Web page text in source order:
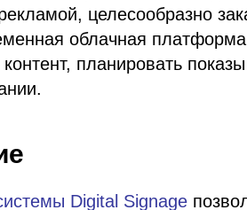
целесообразно
облачная
планировать
Digital Signage